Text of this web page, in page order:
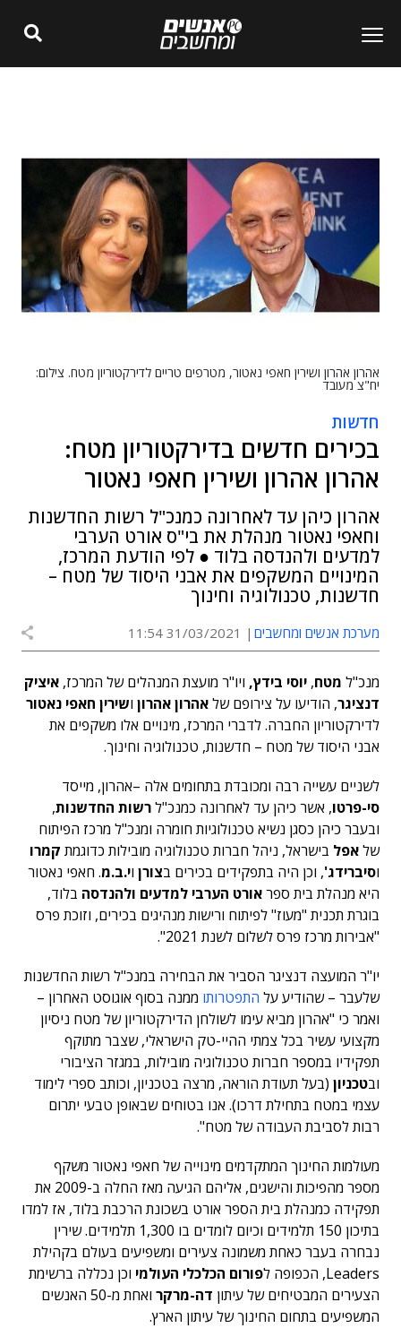
אהרון אהרון ושירין חאפי נאטור, מטרפים טריים לדירקטוריון מטח. צילום:
יח"צ מעובד
חדשות
בכירים חדשים בדירקטוריון מטח:
אהרון אהרון ושירין חאפי נאטור
אהרון כיהן עד לאחרונה כמנכ"ל רשות החדשנות
וחאפי נאטור מנהלת את בי"ס אורט הערבי
למדעים ולהנדסה בלוד ● לפי הודעת המרכז,
המינויים המשקפים את אבני היסוד של מטח –
חדשנות, טכנולוגיה וחינוך
מערכת אנשים ומחשבים 31/03/2021 11:54
מנכ"ל מטח, יוסי בידץ, ויו"ר מועצת המנהלים של המרכז, איציק
דנציגר, הודיעו על צירופם שלאהרון אהרון ושירין חאפי נאטור
לדירקטוריון החברה. לדברי המרכז, מינויים אלו משקפים את
אבני היסוד של מטח – חדשנות, טכנולוגיה וחינוך.
לשניים עשייה רבה ומכובדת בתחומים אלה –אהרון, מייסד
סי-פרטו, אשר כיהן עד לאחרונה כמנכ"לרשות החדשנות,
ובעבר כיהן כסגן נשיא טכנולוגיות חומרה ומנכ"ל מרכז הפיתוח
שלאפל בישראל, ניהל חברות טכנולוגיה מובילות כדוגמת קמרו
וסיברידג', וכן היה בתפקידים בכירים בצורן וי.ב.מ. חאפי נאטור
היא מנהלת בית ספראורט הערבי למדעים ולהנדסה בלוד,
בוגרת תכנית "מעוז" לפיתוח ורישות מנהיגים בכירים, וזוכת פרס
"אבירות מרכז פרס לשלום לשנת 2021".
יו"ר המועצה דנציגר הסביר את הבחירה במנכ"ל רשות החדשנות
שלעבר – שהודיע על התפטרותו ממנה בסוף אוגוסט האחרון –
ואמר כי "אהרון מביא עימו לשולחן הדירקטוריון של מטח ניסיון
מקצועי עשיר בכל צמתי ההיי-טק הישראלי, שצבר מתוקף
תפקידיו במספר חברות טכנולוגיה מובילות, במגזר הציבורי
ובטכניון (בעל תעודת הוראה, מרצה בטכניון, וכותב ספרי לימוד
עצמי במטח בתחילת דרכו). אנו בטוחים שבאופן טבעי יתרום
רבות לסביבת העבודה של מטח".
מעולמות החינוך המתקדמים מינוייה של חאפי נאטור משקף
מספר מהפיכות והישגים, אליהם הגיעה מאז החלה ב-2009 את
תפקידה כמנהלת בית הספר אורט בשכונת הרכבת בלוד, אז למדו
בתיכון 150 תלמידים וכיום לומדים בו 1,300 תלמידים. שירין
נבחרה בעבר כאחת משמונה צעירים ומשפיעים בעולם בקהילת
Leaders, הכפופה ל
פורום הכלכלי העולמי וכן נכללה ברשימת
הצעירים המבטיחים של עיתון דה-מרקר
ואחת מ-50 האנשים
המשפיעים בתחום החינוך של עיתון הארץ.